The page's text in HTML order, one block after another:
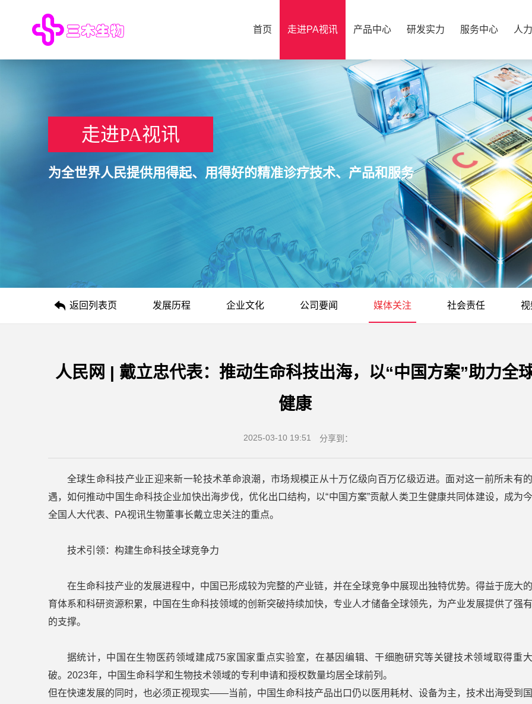
首页 走进PA视讯 产品中心 研发实力 服务中心 人
走进PA视讯
为全世界人民提供用得起、用得好的精准诊疗技术、产品和服务
返回列表页 发展历程 企业文化 公司要闻 媒体关注 社会责任 视
人民网 | 戴立忠代表：推动生命科技出海，以“中国方案”助力全
健康
2025-03-10 19:51 分享到：
全球生命科技产业正迎来新一轮技术革命浪潮，市场规模正从十万亿级向百万亿级迈进。面对这一前所未有
遇，如何推动中国生命科技企业加快出海步伐，优化出口结构，以“中国方案”贡献人类卫生健康共同体建设，成为
全国人大代表、PA视讯生物董事长戴立忠关注的重点。
技术引领：构建生命科技全球竞争力
在生命科技产业的发展进程中，中国已形成较为完整的产业链，并在全球竞争中展现出独特优势。得益于庞大
育体系和科研资源积累，中国在生命科技领域的创新突破持续加快，专业人才储备全球领先，为产业发展提供了强
的支撑。
据统计，中国在生物医药领域建成75家国家重点实验室，在基因编辑、干细胞研究等关键技术领域取得重
破。2023年，中国生命科学和生物技术领域的专利申请和授权数量均居全球前列。
但在快速发展的同时，也必须正视现实——当前，中国生命科技产品出口仍以医用耗材、设备为主，技术出海受到